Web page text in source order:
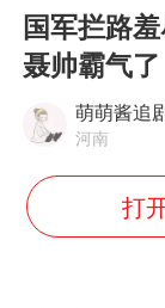
国军拦路
聂帅霸气了
萌萌酱追
河南
打